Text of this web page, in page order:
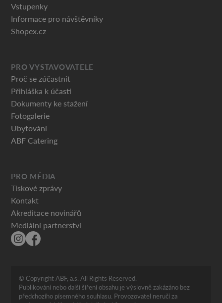
Vstupenky
Informace pro návštěvníky
Shopex.cz
PRO VYSTAVOVATELE
Proč se zúčastnit
Přihláška k účasti
Dokumenty ke stažení
Fotogalerie
Ubytování
ABF Catering
PRO MÉDIA
Tiskové zprávy
Kontakt
Akreditace novinářů
Mediální partnerství
© Copyright ABF, a.s. All Rights Reserved.
Publikování nebo další šíření obsahu je výslovně zakázáno bez
předchozího písemného souhlasu. Provozovatel neručí za